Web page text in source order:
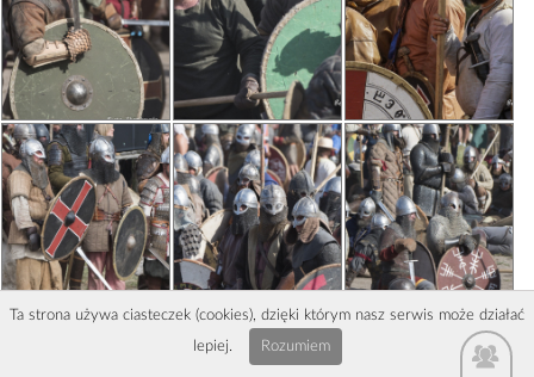
Ta strona używa ciasteczek (cookies), dzięki którym nasz serwis może działać
lepiej.
Rozumiem